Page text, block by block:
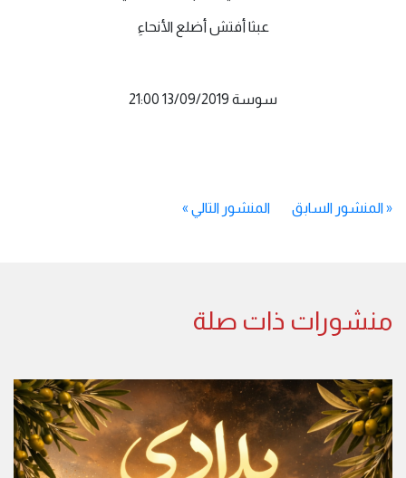
عبثا أفتش أضلع الأنحاءِ
سوسة 13/09/2019 21:00
«المنشور السابق المنشور التالي »
منشورات ذات صلة